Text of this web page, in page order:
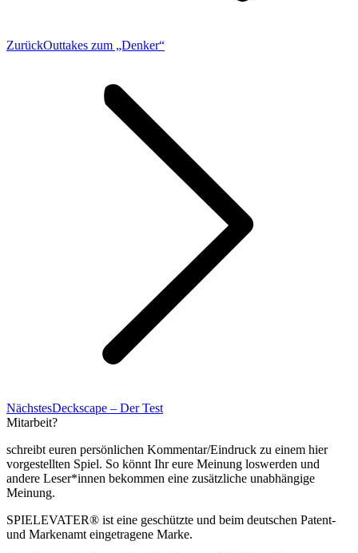
ZurückVorheriger
Outtakes zum „Denker“
NächstesNächster
Beitrag:
Deckscape – Der Test
Mitarbeit?
schreibt euren persönlichen Kommentar/Eindruck zu einem hier
vorgestellten Spiel. So könnt Ihr eure Meinung loswerden und
andere Leser*innen bekommen eine zusätzliche unabhängige
Meinung.
SPIELEVATER® ist eine geschützte und beim deutschen Patent-
und Markenamt eingetragene Marke.